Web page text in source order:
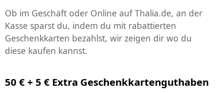
Ob im Geschäft oder Online auf Thalia.de, an der
Kasse sparst du, indem du mit rabattierten
Geschenkkarten bezahlst, wir zeigen dir wo du
diese kaufen kannst.
50 € + 5 € Extra Geschenkkartenguthaben